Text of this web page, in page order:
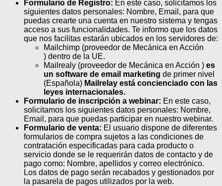
Formulario de Registro: En este caso, solicitamos los
siguientes datos personales: Nombre, Email, para que
puedas crearte una cuenta en nuestro sistema y tengas
acceso a sus funcionalidades. Te informo que los datos
que nos facilitas estarán ubicados en los servidores de:
Mailchimp (proveedor de Mecánica en Acción
) dentro de la UE.
Mailrealy (proveedor de Mecánica en Acción ) es
un software de email marketing de primer nivel
(Española) Mailrelay está concienciado con las
leyes internacionales.
Formulario de inscripción a webinar: En este caso,
solicitamos los siguientes datos personales: Nombre,
Email, para que puedas participar en nuestro webinar.
Formulario de venta: El usuario dispone de diferentes
formularios de compra sujetos a las condiciones de
contratación especificadas para cada producto o
servicio donde se le requerirán datos de contacto y de
pago como: Nombre, apellidos y correo electrónico.
Los datos de pago serán recabados y gestionados por
la pasarela de pagos utilizados por la web.